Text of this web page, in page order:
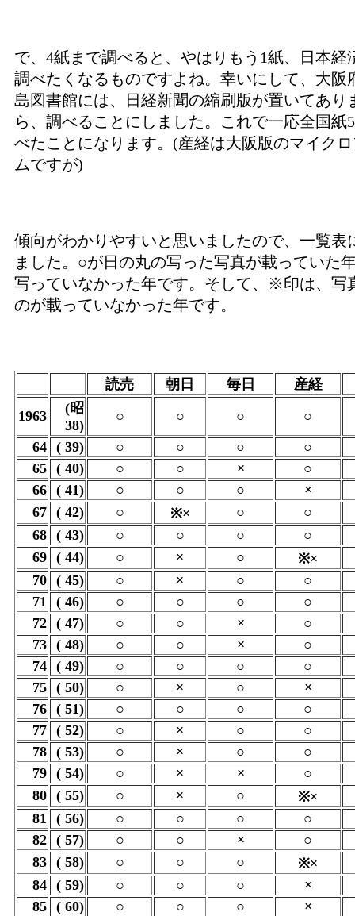
で、4紙まで調べると、やはりもう1紙、日本経
調べたくなるものですよね。幸いにして、大阪
島図書館には、日経新聞の縮刷版が置いてあり
ら、調べることにしました。これで一応全国紙
べたことになります。(産経は大阪版のマイク
ムですが)
傾向がわかりやすいと思いましたので、一覧表
ました。○が日の丸の写った写真が載っていた
写っていなかった年です。そして、※印は、写
のが載っていなかった年です。
読売 朝日 毎日
産経
1963
(昭
38)
○ ○ ○
○
64 ( 39) ○ ○ ○
○
65 ( 40) ○ ○ ×
○
66 ( 41) ○ ○ ○
×
67 ( 42) ○ ※× ○
○
68 ( 43) ○ ○ ○
○
69 ( 44) ○ × ○
※×
70 ( 45) ○ × ○
○
71
( 46) ○ ○ ○
○
72 ( 47) ○ ○ ×
○
73 ( 48) ○ ○ ×
○
74 ( 49) ○ ○ ○
○
75 ( 50) ○ × ○
×
76 ( 51) ○ ○ ○
○
77 ( 52) ○ × ○
○
78 ( 53) ○ × ○
○
79 ( 54) ○ × ×
○
80 ( 55) ○ × ○
※×
81
( 56) ○ ○ ○
○
82 ( 57) ○ ○ ×
○
83 ( 58) ○ ○ ○
※×
84 ( 59) ○ ○ ○
×
85 ( 60) ○ ○ ○ ×